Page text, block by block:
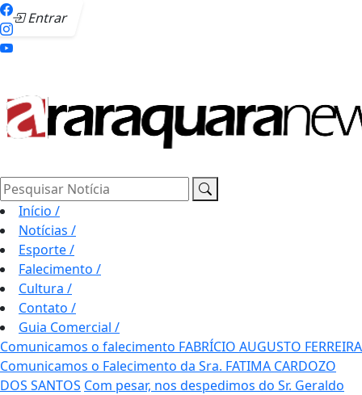
Entrar
Pesquisar Notícia
Início /
Notícias /
Esporte/
Falecimento /
Cultura /
Contato /
Guia Comercial /
Comunicamos o falecimento FABRÍCIO AUGUSTO FERREIRA
Comunicamos o Falecimento da Sra. FATIMA CARDOZO
DOS SANTOS Com pesar, nos despedimos do Sr. Geraldo